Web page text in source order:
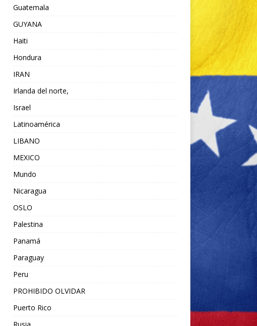
Guatemala
GUYANA
Haiti
Hondura
IRAN
Irlanda del norte,
Israel
Latinoamérica
LIBANO
MEXICO
Mundo
Nicaragua
OSLO
Palestina
Panamá
Paraguay
Peru
PROHIBIDO OLVIDAR
Puerto Rico